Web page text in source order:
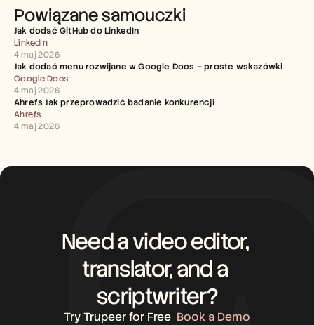
Powiązane samouczki
Jak dodać GitHub do LinkedIn
LinkedIn
4 maj 2026
Jak dodać menu rozwijane w Google Docs – proste wskazówki
Google Docs
4 maj 2026
Ahrefs Jak przeprowadzić badanie konkurencji
Ahrefs
4 maj 2026
Need a video editor,
translator, and a
scriptwriter?
Try Trupeer for Free Book a Demo